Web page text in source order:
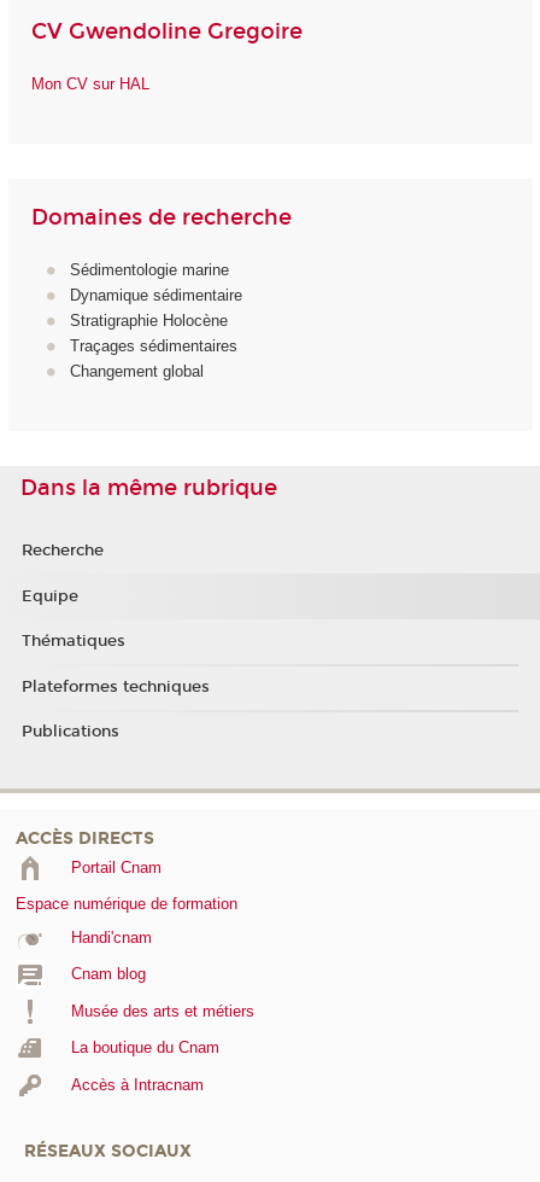
CV Gwendoline Gregoire
Mon CV sur HAL
Domaines de recherche
Sédimentologie marine
Dynamique sédimentaire
Stratigraphie Holocène
Traçages sédimentaires
Changement global
Dans la même rubrique
Recherche
Equipe
Thématiques
Plateformes techniques
Publications
ACCÈS DIRECTS
Portail Cnam
Espace numérique de formation
Handi'cnam
Cnam blog
Musée des arts et métiers
La boutique du Cnam
Accès à Intracnam
RÉSEAUX SOCIAUX